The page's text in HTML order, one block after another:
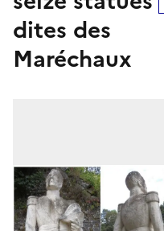
dites des
Maréchaux